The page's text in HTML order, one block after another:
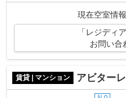
現在空室情
「レジディ
お問い合
賃貸 | マンション アビター